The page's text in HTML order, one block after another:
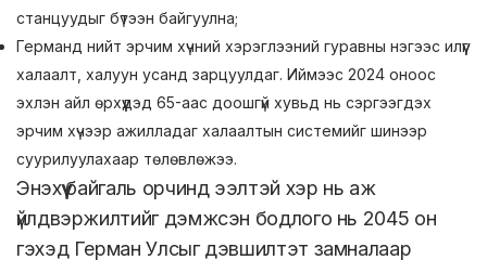
станцуудыг бүтээн байгуулна;
Германд нийт эрчим хүчний хэрэглээний гуравны нэгээс илүүг
халаалт, халуун усанд зарцуулдаг. Иймээс 2024 оноос
эхлэн айл өрхүүдэд 65-аас доошгүй хувьд нь сэргээгдэх
эрчим хүчээр ажилладаг халаалтын системийг шинээр
суурилуулахаар төлөвлөжээ.
Энэхүү байгаль орчинд ээлтэй хэр нь аж
үйлдвэржилтийг дэмжсэн бодлого нь 2045 он
гэхэд Герман Улсыг дэвшилтэт замналаар